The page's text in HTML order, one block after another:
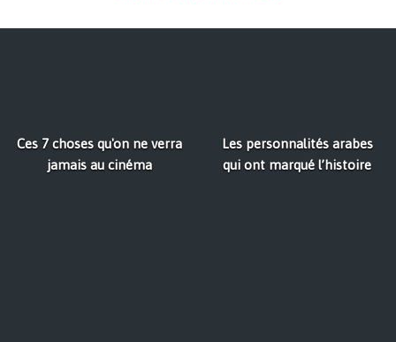
Ces 7 choses qu'on ne verra
jamais au cinéma
Les personnalités arabes
qui ont marqué l’histoire